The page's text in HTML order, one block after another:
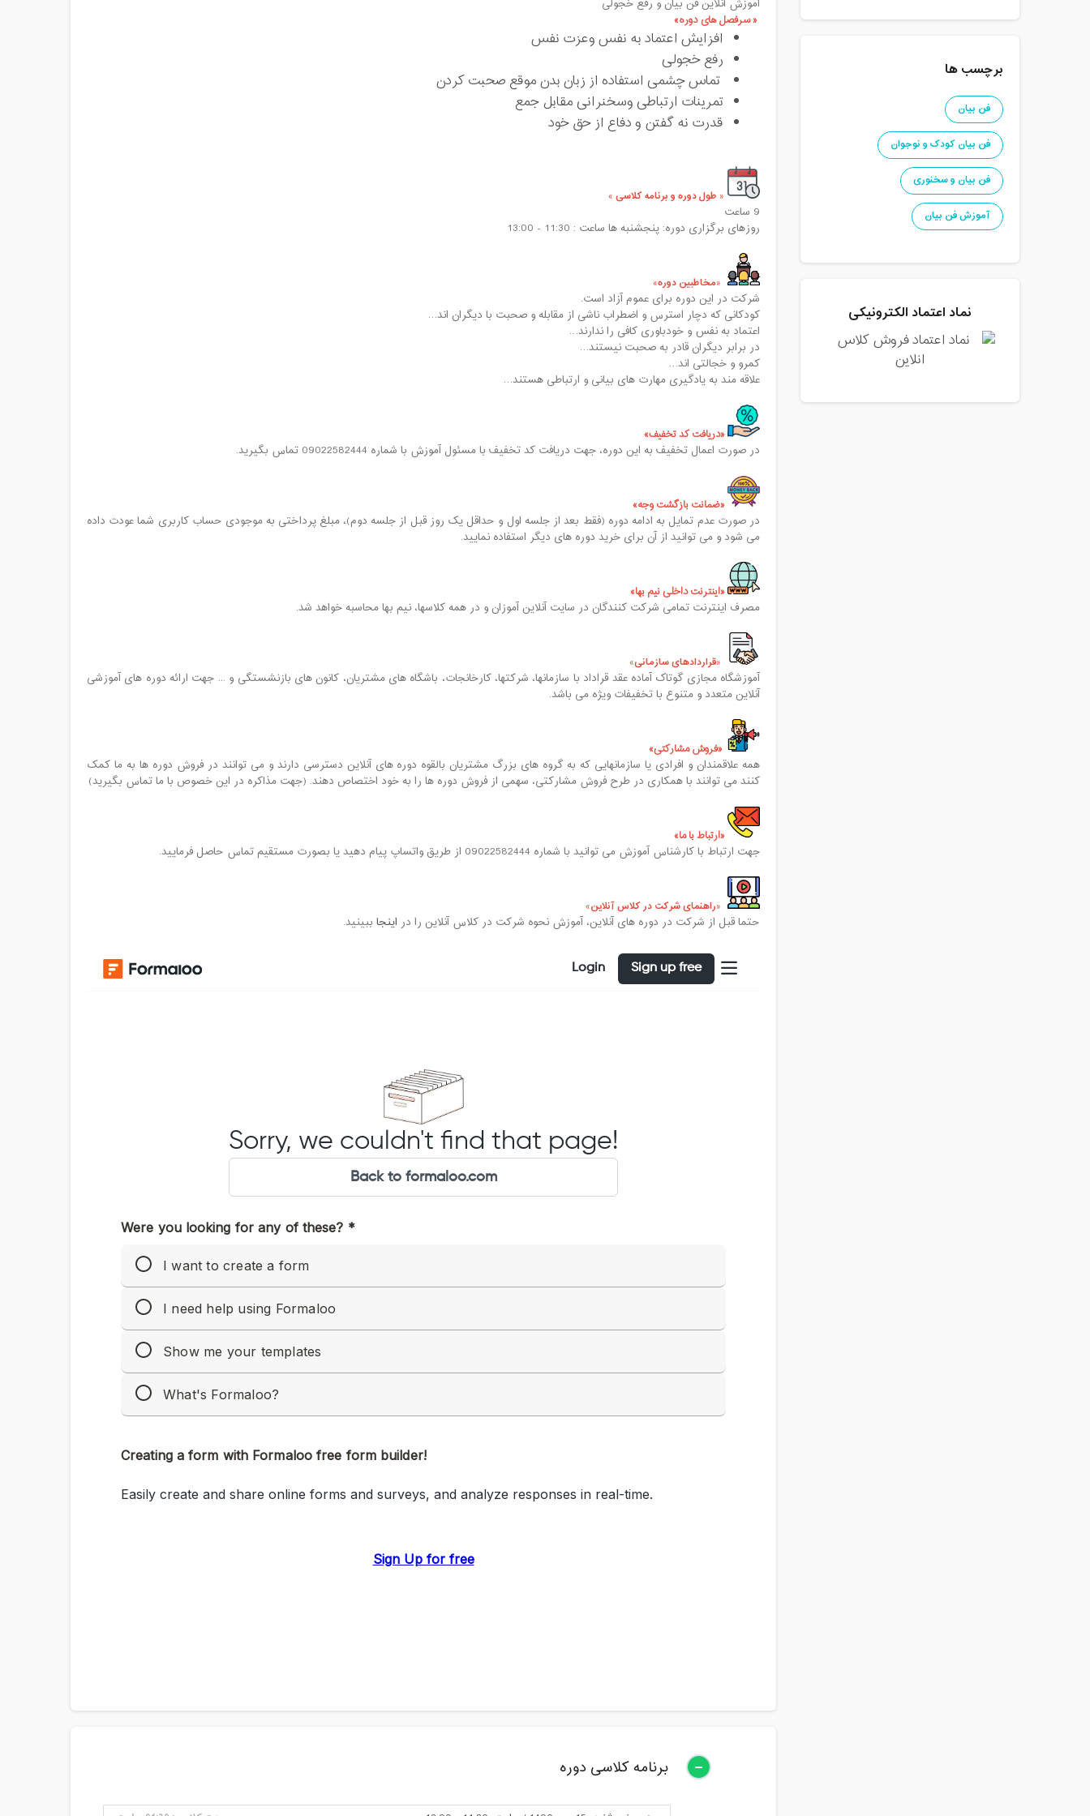
آموزش آنلاین فن بیان و رفع خجولی
سرفصل های دوره
افزایش اعتماد به نفس وعزت نفس
رفع خجولی
تماس چشمی استفاده از زبان بدن موقع صحبت کردن
تمرینات ارتباطی وسخنرانی مقابل جمع
قدرت نه گفتن و دفاع از حق خود
طول دوره و برنامه کلاسی
9 ساعت
روزهای برگزاری دوره: پنجشنبه ها ساعت : 11:30 - 13:00
مخاطبین دوره
شرکت در این دوره برای عموم آزاد است.
کودکانی که دچار استرس و اضطراب ناشی از مقابله و صحبت با دیگران اند…
اعتماد به نفس و خودباوری کافی را ندارند…
در برابر دیگران قادر به صحبت نیستند…
کمرو و خجالتی اند…
علاقه مند به یادگیری مهارت های بیانی و ارتباطی هستند…
دریافت کد تخفیف
در صورت اعمال تخفیف به این دوره، جهت دریافت کد تخفیف با مسئول آموزش با شماره 09022582444 تماس بگیرید.
ضمانت بازگشت وجه
در صورت عدم تمایل به ادامه دوره (فقط بعد از جلسه اول و حداقل یک روز قبل از جلسه دوم)، مبلغ پرداختی به موجودی حساب کاربری شما عودت داده
می شود و می توانید از آن برای خرید دوره های دیگر استفاده نمایید.
اینترنت داخلی نیم بها
مصرف اینترنت تمامی شرکت کنندگان در سایت آنلاین آموزان و در همه کلاسها، نیم بها محاسبه خواهد شد.
قراردادهای سازمانی
آموزشگاه مجازی گوتاک آماده عقد قراداد با سازمانها، شرکتها، کارخانجات، باشگاه های مشتریان، کانون های بازنشستگی و ... جهت ارائه دوره های آموزشی
آنلاین متعدد و متنوع با تخفیفات ویژه می باشد.
فروش مشارکتی
همه علاقمندان و افرادی یا سازمانهایی که به گروه های بزرگ مشتریان بالقوه دوره های آنلاین دسترسی دارند و می توانند در فروش دوره ها به ما کمک
کنند می توانند با همکاری در طرح فروش مشارکتی، سهمی از فروش دوره ها را به خود اختصاص دهند. (جهت مذاکره در این خصوص با ما تماس بگیرید)
ارتباط با ما
جهت ارتباط با کارشناس آموزش می توانید با شماره 09022582444 از طریق واتساپ پیام دهید یا بصورت مستقیم تماس حاصل فرمایید.
راهنمای شرکت در کلاس آنلاین
حتما قبل از شرکت در دوره های آنلاین، آموزش نحوه شرکت در کلاس آنلاین را در اینجا ببینید.
برنامه کلاسی دوره
برچسب ها
فن بیان
فن بیان کودک و نوجوان
فن بیان و سخنوری
آموزش فن بیان
نماد اعتماد الکترونیکی